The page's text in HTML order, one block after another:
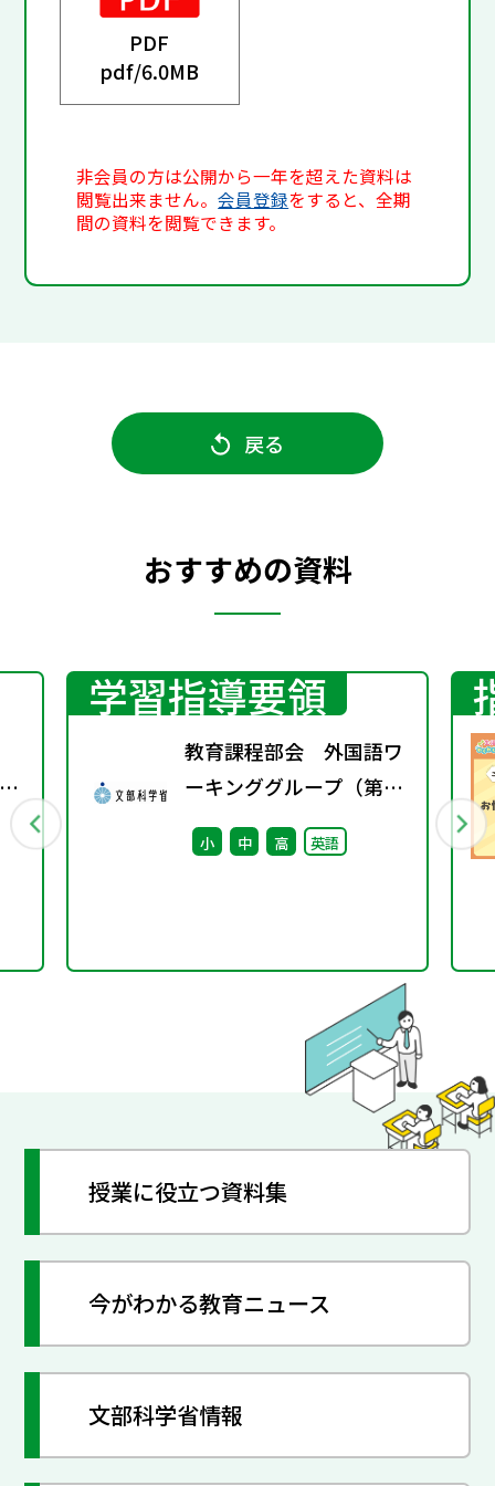
PDF
pdf/6.0MB
非会員の方は公開から一年を超えた資料は
閲覧出来ません。会員登録をすると、全期
間の資料を閲覧できます。
戻る
おすすめの資料
学習指導要領
教育課程部会 外国語ワ
ーキンググループ（第13
回） 配付資料
小 中 高 英語
授業に役立つ資料集
今がわかる教育ニュース
文部科学省情報